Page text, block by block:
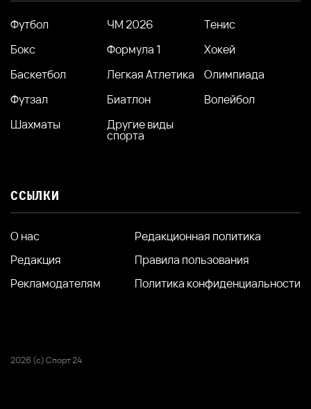
Футбол ЧМ 2026
Тенис
Бокс
Формула 1
Хокей
Баскетбол
Легкая Атлетика
Олимпиада
Футзал
Биатлон
Волейбол
Шахматы
Другие виды
спорта
ССЫЛКИ
О нас
Редакция
Рекламодателям
Редакционная политика
Правила пользования
Политика конфиденциальности
2026 (с) Спорт 24